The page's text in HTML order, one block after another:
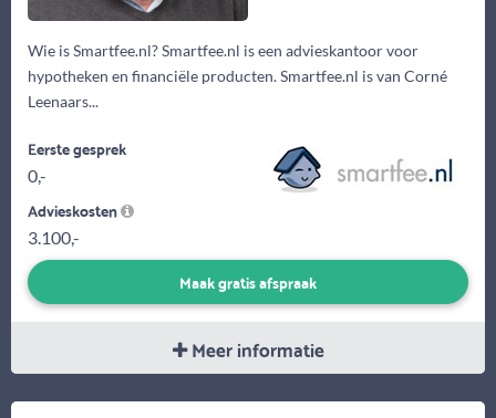
Wie is Smartfee.nl? Smartfee.nl is een advieskantoor voor
hypotheken en financiële producten. Smartfee.nl is van Corné
Leenaars...
Eerste gesprek
0,-
Advieskosten
3.100,-
Maak gratis afspraak
Meer informatie